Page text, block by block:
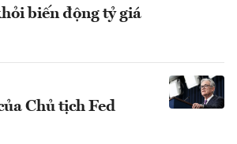
biến động tỷ giá
Chủ tịch Fed